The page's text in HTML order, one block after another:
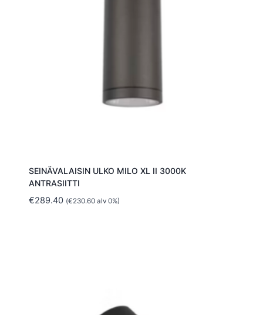
SEINÄVALAISIN ULKO MILO XL II 3000K
ANTRASIITTI
€289.40 (€230.60alv 0%)